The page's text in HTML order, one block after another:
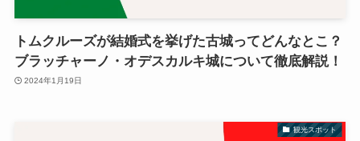
トムクルーズが結婚式を挙げた古城ってどんなとこ？
ブラッチャーノ・オデスカルキ城について徹底解説！
2024年1月19日
観光スポット